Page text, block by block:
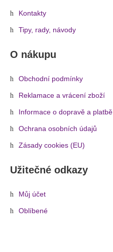
Kontakty
Tipy, rady, návody
O nákupu
Obchodní podmínky
Reklamace a vrácení zboží
Informace o dopravě a platbě
Ochrana osobních údajů
Zásady cookies (EU)
Užitečné odkazy
Můj účet
Oblíbené